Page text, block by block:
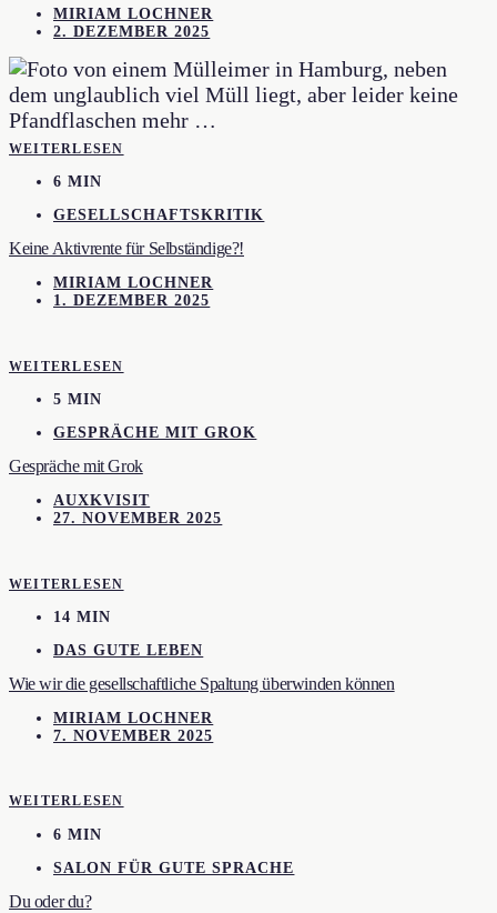
MIRIAM LOCHNER
2. DEZEMBER 2025
WEITERLESEN
6 MIN
GESELLSCHAFTSKRITIK
Keine Aktivrente für Selbständige?!
MIRIAM LOCHNER
1. DEZEMBER 2025
WEITERLESEN
5 MIN
GESPRÄCHE MIT GROK
Gespräche mit Grok
AUXKVISIT
27. NOVEMBER 2025
WEITERLESEN
14 MIN
DAS GUTE LEBEN
Wie wir die gesellschaftliche Spaltung überwinden können
MIRIAM LOCHNER
7. NOVEMBER 2025
WEITERLESEN
6 MIN
SALON FÜR GUTE SPRACHE
Du oder du?